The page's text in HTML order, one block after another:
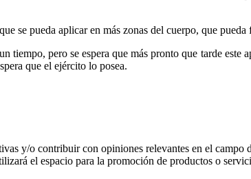
se pueda aplicar en más zonas del cuerpo, que
pero se espera que más pronto que tarde este
que el ejército lo posea.
y/o contribuir con opiniones relevantes en el campo
el espacio para la promoción de productos o